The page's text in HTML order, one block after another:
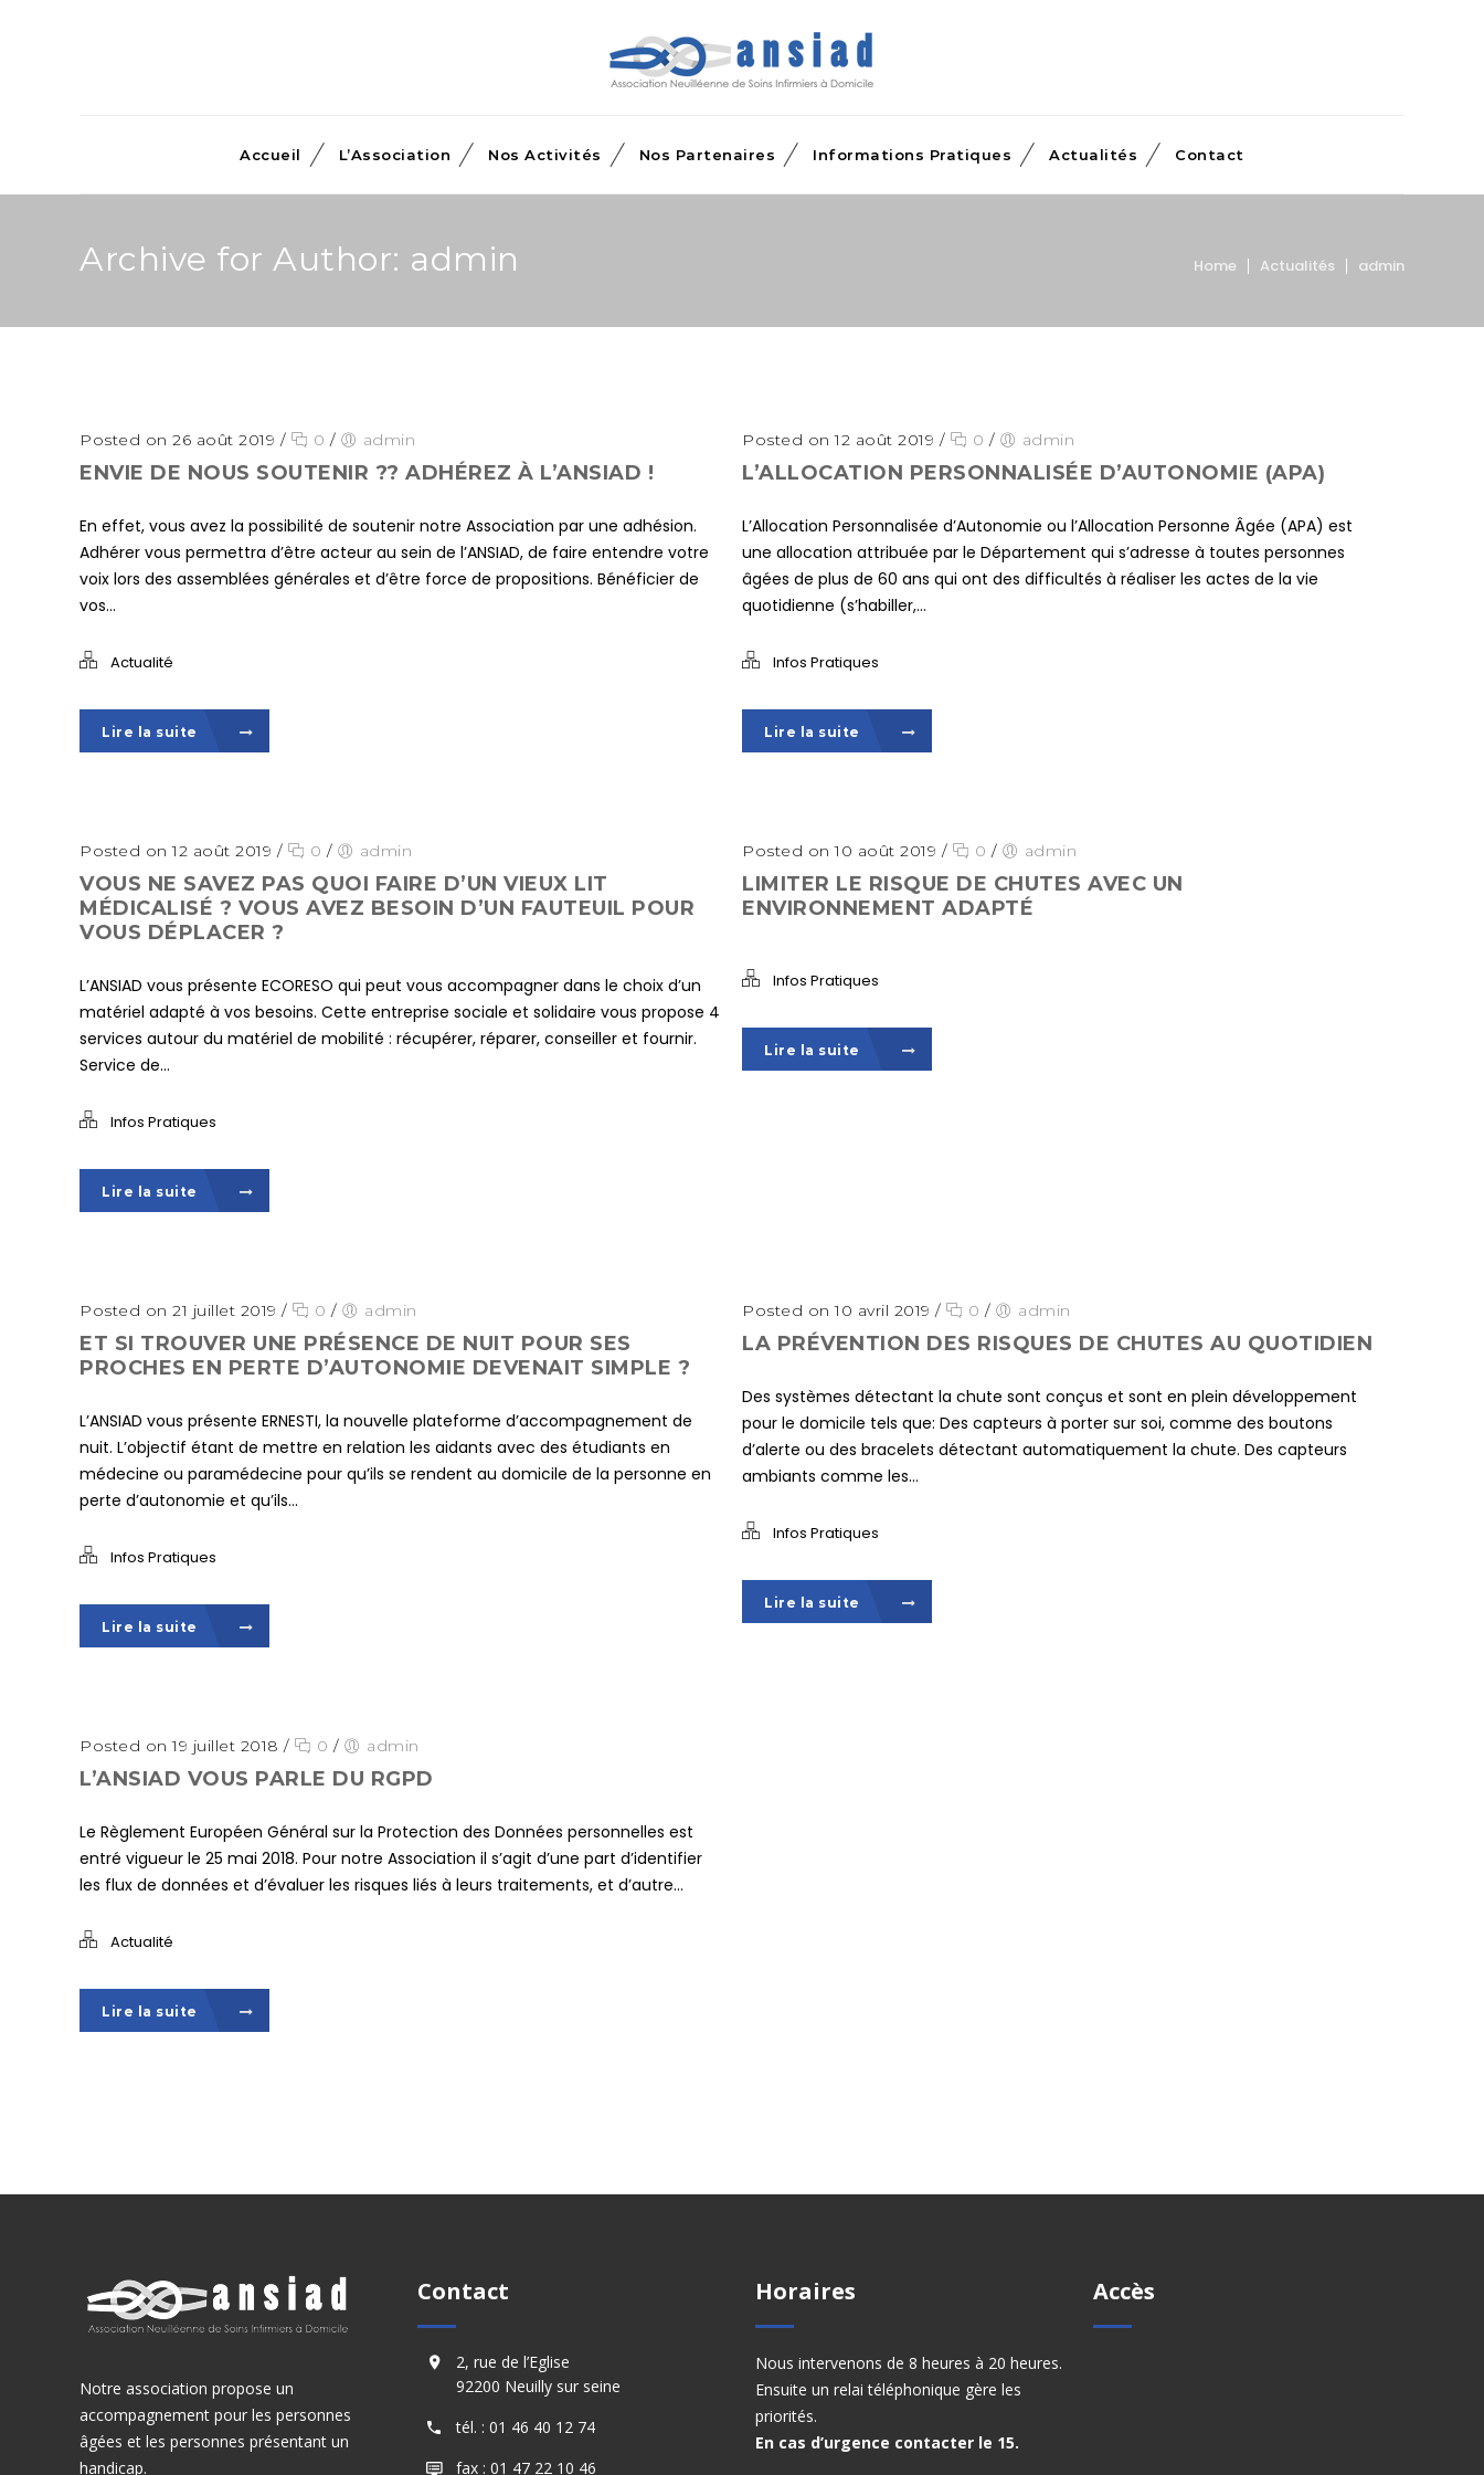
Accueil L’Association Nos Activités Nos Partenaires Informations Pratiques Actualités Contact
Archive for Author: admin Home Actualités admin
Posted on 26 août 2019 / 0 / admin
ENVIE DE NOUS SOUTENIR ?? ADHÉREZ À L’ANSIAD !
En effet, vous avez la possibilité de soutenir notre Association par une adhésion.
Adhérer vous permettra d’être acteur au sein de l’ANSIAD, de faire entendre votre
voix lors des assemblées générales et d’être force de propositions. Bénéficier de
vos...
Actualité
Lire la suite
Posted on 12 août 2019 / 0 / admin
L’ALLOCATION PERSONNALISÉE D’AUTONOMIE (APA)
L’Allocation Personnalisée d’Autonomie ou l’Allocation Personne Âgée (APA) est
une allocation attribuée par le Département qui s’adresse à toutes personnes
âgées de plus de 60 ans qui ont des difficultés à réaliser les actes de la vie
quotidienne (s’habiller,...
Infos Pratiques
Lire la suite
Posted on 12 août 2019 / 0 / admin
VOUS NE SAVEZ PAS QUOI FAIRE D’UN VIEUX LIT
MÉDICALISÉ ? VOUS AVEZ BESOIN D’UN FAUTEUIL POUR
VOUS DÉPLACER ?
L’ANSIAD vous présente ECORESO qui peut vous accompagner dans le choix d’un
matériel adapté à vos besoins. Cette entreprise sociale et solidaire vous propose 4
services autour du matériel de mobilité : récupérer, réparer, conseiller et fournir.
Service de...
Infos Pratiques
Lire la suite
Posted on 10 août 2019 / 0 / admin
LIMITER LE RISQUE DE CHUTES AVEC UN
ENVIRONNEMENT ADAPTÉ
Infos Pratiques
Lire la suite
Posted on 21 juillet 2019 / 0 / admin
ET SI TROUVER UNE PRÉSENCE DE NUIT POUR SES
PROCHES EN PERTE D’AUTONOMIE DEVENAIT SIMPLE ?
L’ANSIAD vous présente ERNESTI, la nouvelle plateforme d’accompagnement de
nuit. L’objectif étant de mettre en relation les aidants avec des étudiants en
médecine ou paramédecine pour qu’ils se rendent au domicile de la personne en
perte d’autonomie et qu’ils...
Infos Pratiques
Lire la suite
Posted on 10 avril 2019 / 0 / admin
LA PRÉVENTION DES RISQUES DE CHUTES AU QUOTIDIEN
Des systèmes détectant la chute sont conçus et sont en plein développement
pour le domicile tels que: Des capteurs à porter sur soi, comme des boutons
d’alerte ou des bracelets détectant automatiquement la chute. Des capteurs
ambiants comme les...
Infos Pratiques
Lire la suite
Posted on 19 juillet 2018 / 0 / admin
L’ANSIAD VOUS PARLE DU RGPD
Le Règlement Européen Général sur la Protection des Données personnelles est
entré vigueur le 25 mai 2018. Pour notre Association il s’agit d’une part d’identifier
les flux de données et d’évaluer les risques liés à leurs traitements, et d’autre...
Actualité
Lire la suite
Notre association propose un
accompagnement pour les personnes
âgées et les personnes présentant un
handicap.
Contact
2, rue de l’Eglise
92200 Neuilly sur seine
tél. : 01 46 40 12 74
fax : 01 47 22 10 46
Horaires
Nous intervenons de 8 heures à 20 heures.
Ensuite un relai téléphonique gère les
priorités.
En cas d’urgence contacter le 15.
Accès